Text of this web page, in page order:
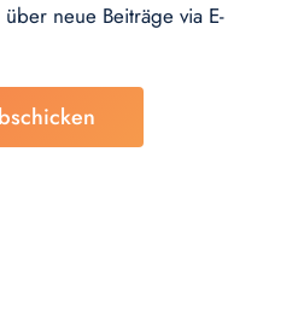
neue Beiträge via E-